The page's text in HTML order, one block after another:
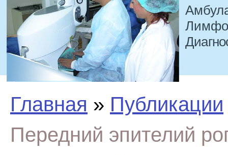
Главная » Публикации
Передний эпителий